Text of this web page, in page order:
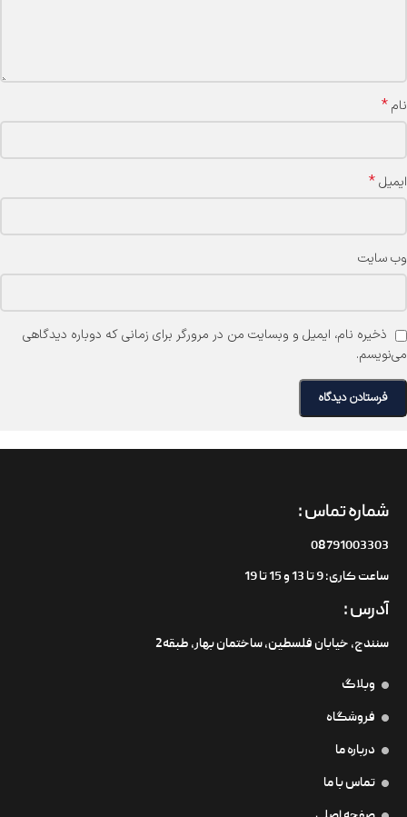
نام*
ایمیل*
وب‌ سایت
ذخیره نام، ایمیل و وبسایت من در مرورگر برای زمانی که دوباره دیدگاهی
می‌نویسم.
شماره تماس :
08791003303
ساعت کاری: 9 تا 13 و 15 تا 19
آدرس :
سنندج، خیابان فلسطین،‌ ساختمان بهار، طبقه2
وبلاگ
فروشگاه
درباره ما
تماس با ما